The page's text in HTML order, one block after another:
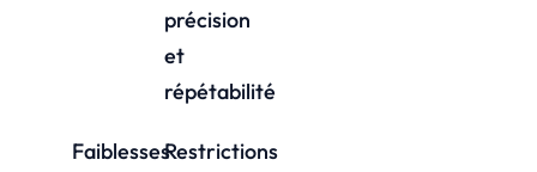
précision
et
répétabilité
FaiblessesRestrictions